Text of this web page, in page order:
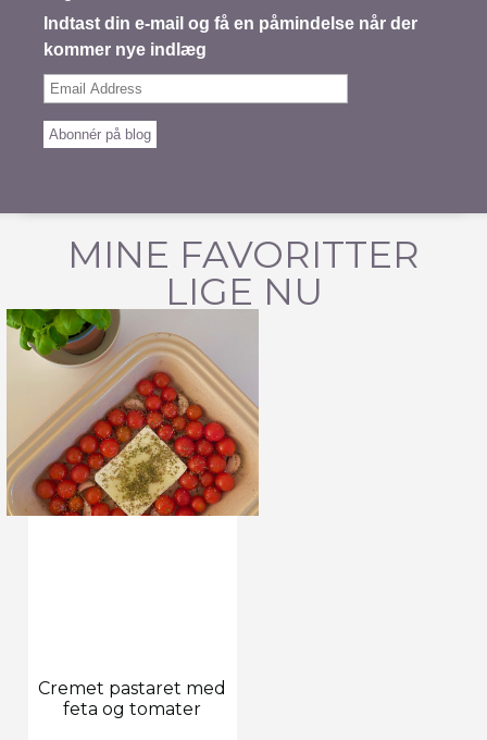
Indtast din e-mail og få en påmindelse når der
kommer nye indlæg
Email
Abonnér på blog
MINE FAVORITTER
LIGE NU
Cremet pastaret med
feta og tomater